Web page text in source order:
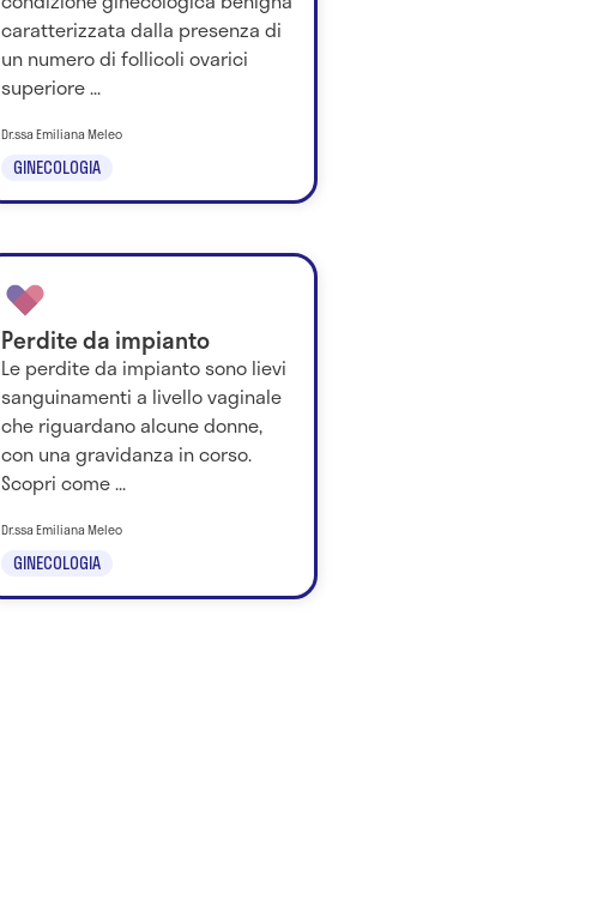
caratterizzata dalla presenza di
un numero di follicoli ovarici
superiore ...
GINECOLOGIA
Dr.ssa Emiliana Meleo
Perdite da impianto
Le perdite da impianto sono lievi
sanguinamenti a livello vaginale
che riguardano alcune donne,
con una gravidanza in corso.
Scopri come ...
GINECOLOGIA
Dr.ssa Emiliana Meleo